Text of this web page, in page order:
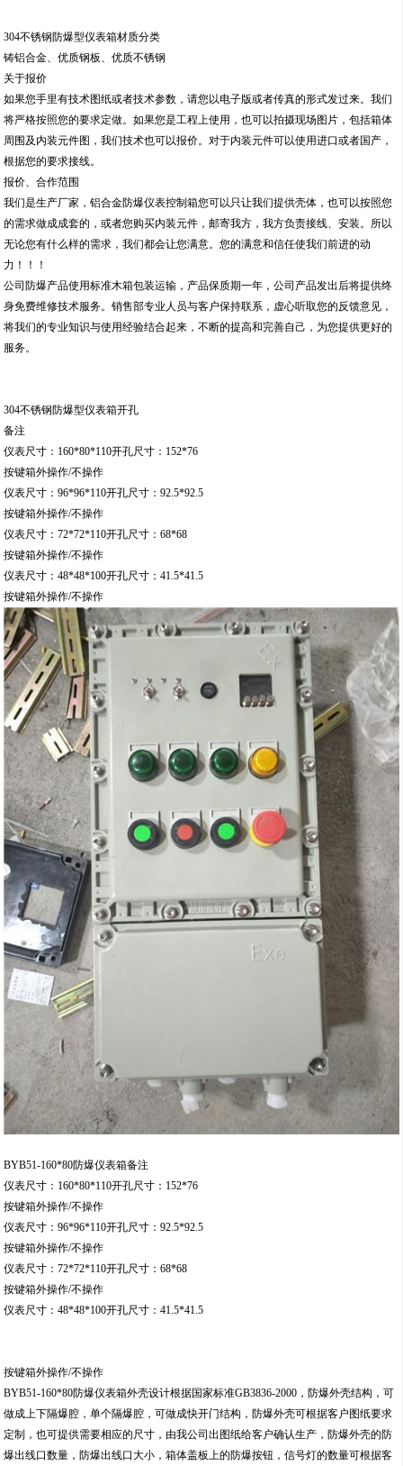
304不锈钢防爆型仪表箱材质分类
铸铝合金、优质钢板、优质不锈钢
关于报价
如果您手里有技术图纸或者技术参数，请您以电子版或者传真的形式发过来。我们
将严格按照您的要求定做。如果您是工程上使用，也可以拍摄现场图片，包括箱体
周围及内装元件图，我们技术也可以报价。对于内装元件可以使用进口或者国产，
根据您的要求接线。
报价、合作范围
我们是生产厂家，铝合金防爆仪表控制箱您可以只让我们提供壳体，也可以按照您
的需求做成成套的，或者您购买内装元件，邮寄我方，我方负责接线、安装。所以
无论您有什么样的需求，我们都会让您满意。您的满意和信任使我们前进的动
力！！！
公司防爆产品使用标准木箱包装运输，产品保质期一年，公司产品发出后将提供终
身免费维修技术服务。销售部专业人员与客户保持联系，虚心听取您的反馈意见，
将我们的专业知识与使用经验结合起来，不断的提高和完善自己，为您提供更好的
服务。
304不锈钢防爆型仪表箱开孔
备注
仪表尺寸：160*80*110开孔尺寸：152*76
按键箱外操作/不操作
仪表尺寸：96*96*110开孔尺寸：92.5*92.5
按键箱外操作/不操作
仪表尺寸：72*72*110开孔尺寸：68*68
按键箱外操作/不操作
仪表尺寸：48*48*100开孔尺寸：41.5*41.5
按键箱外操作/不操作
BYB51-160*80防爆仪表箱备注
仪表尺寸：160*80*110开孔尺寸：152*76
按键箱外操作/不操作
仪表尺寸：96*96*110开孔尺寸：92.5*92.5
按键箱外操作/不操作
仪表尺寸：72*72*110开孔尺寸：68*68
按键箱外操作/不操作
仪表尺寸：48*48*100开孔尺寸：41.5*41.5
按键箱外操作/不操作
BYB51-160*80防爆仪表箱外壳设计根据国家标准GB3836-2000，防爆外壳结构，可
做成上下隔爆腔，单个隔爆腔，可做成快开门结构，防爆外壳可根据客户图纸要求
定制，也可提供需要相应的尺寸，由我公司出图纸给客户确认生产，防爆外壳的防
爆出线口数量，防爆出线口大小，箱体盖板上的防爆按钮，信号灯的数量可根据客